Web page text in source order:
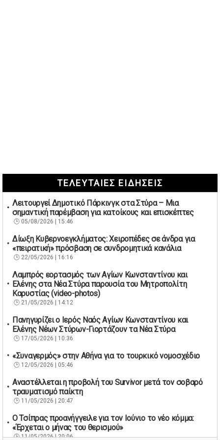
ΤΕΛΕΥΤΑΙΕΣ ΕΙΔΗΣΕΙΣ
Λειτουργεί Δημοτικό Πάρκινγκ στα Στύρα – Μια
σημαντική παρέμβαση για κατοίκους και επισκέπτες
05/08/2026 | 15:46
Δίωξη Κυβερνοεγκλήματος: Χειροπέδες σε άνδρα για
«πειρατική» πρόσβαση σε συνδρομητικά κανάλια
22/05/2026 | 16:16
Λαμπρός εορτασμός των Αγίων Κωνσταντίνου και
Ελένης στα Νέα Στύρα παρουσία του Μητροπολίτη
Καρυστίας (video-photos)
21/05/2026 | 14:12
Πανηγυρίζει ο Ιερός Ναός Αγίων Κωνσταντίνου και
Ελένης Νέων Στύρων-Γιορτάζουν τα Νέα Στύρα
17/05/2026 | 10:36
«Συναγερμός» στην Αθήνα για το τουρκικό νομοσχέδιο
12/05/2026 | 05:46
Αναστέλλεται η προβολή του Survivor μετά τον σοβαρό
τραυματισμό παίκτη
11/05/2026 | 20:47
Ο Τσίπρας προανήγγειλε για τον Ιούνιο το νέο κόμμα:
«Έρχεται ο μήνας του θερισμού»
11/05/2026 | 20:06